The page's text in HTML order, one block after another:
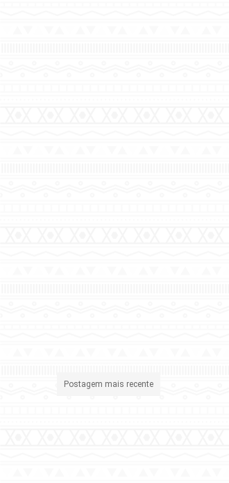
Postagem mais recente